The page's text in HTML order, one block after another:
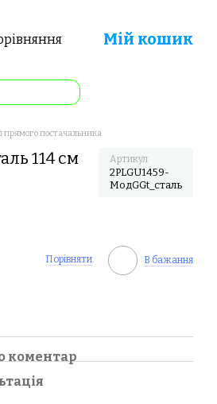
Мій кошик
прямого постачальника
114 см
Артикул
2PLGU1459-
МодGGt_сталь
Порівняти В бажання
коментар